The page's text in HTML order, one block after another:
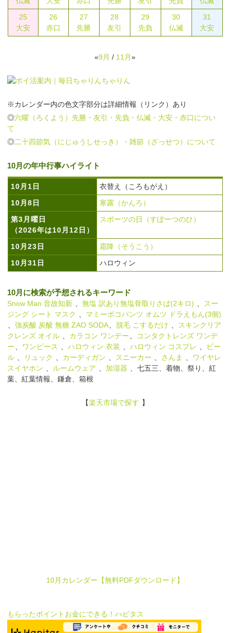
25
大安
26
赤口
27
先勝
28
友引
29
先負
30
仏滅
31
大安
«9月 / 11月»
※カレンダー内の色文字部分は詳細情報（リンク）あり
◎六曜（ろくよう）先勝・友引・先負・仏滅・大安・赤口につい
て
◎二十四節気（にじゅうしせっき）・雑節（ざっせつ）について
10月の年中行事ハイライト
10月1日
衣替え（ころもがえ）
10月8日
寒露（かんろ）
第3月曜日
（2026年は10月12日）
スポーツの日（すぽーつのひ）
10月23日
霜降（そうこう）
10月31日
ハロウィン
10月に検索が予想されるキーワード
Snow Man 音故知新 、無塩 訳あり無塩骨取りさば(2キロ) 、 スー
ジング シート マスク 、 マミーポコパンツ オムツ ドラえもん(3個)
、強炭酸 炭酸 無糖 ZAO SODA、 脱毛 こするだけ 、 スキンクリア
クレンズ オイル 、 カラコン ワンデー、 コンタクトレンズ ワンデ
ー、 ワンピース 、ハロウィン 衣装 、ハロウィン コスプレ 、 ビー
ル 、 リュック 、 カーディガン 、 スニーカー 、 さんま 、 ワイヤレ
スイヤホン 、 ルームウェア 、 加湿器 、七五三、着物、祭り、紅
葉、紅葉情報、鎌倉、箱根
【楽天市場で探す 】
10月カレンダー【無料PDFダウンロード】
もらったポイントお金にできる！ハピタス